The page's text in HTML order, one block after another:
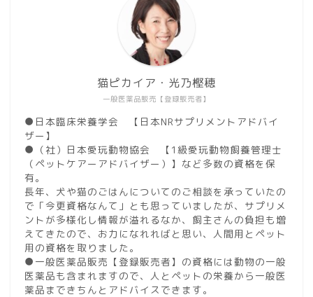
一般医薬品販売【登録販売者】
猫ピカイア・光乃樫穂
●日本臨床栄養学会 【日本NRサプリメントアドバイ
ザー】
●（社）日本愛玩動物協会 【1級愛玩動物飼養管理士
（ペットケアーアドバイザー）】など多数の資格を保
有。
長年、犬や猫のごはんについてのご相談を承っていたの
で「今更資格なんて」とも思っていましたが、サプリメ
ントが多様化し情報が溢れるなか、飼主さんの負担も増
えてきたので、お力になれればと思い、人間用とペット
用の資格を取りました。
●一般医薬品販売【登録販売者】の資格には動物の一般
医薬品も含まれますので、人とペットの栄養から一般医
薬品まできちんとアドバイスできます。